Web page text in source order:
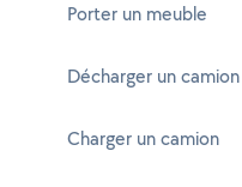
Porter un meuble
Décharger un camion
Charger un camion